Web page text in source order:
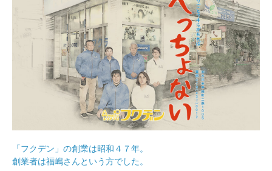
「フクデン」の創業は昭和４７年。
創業者は福嶋さんという方でした。